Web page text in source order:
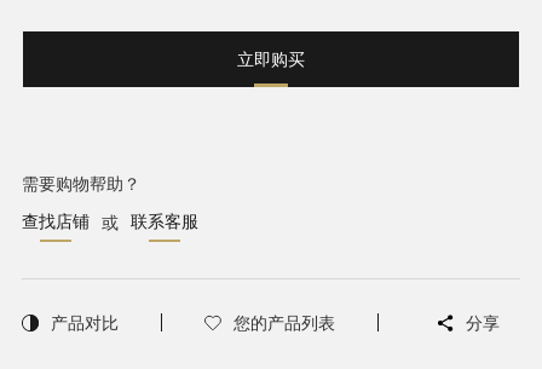
立即购买
需要购物帮助？
查找店铺
或 联系客服
产品对比 您的产品列表 分享